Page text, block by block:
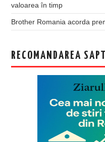
valoarea în timp
Brother Romania acorda
RECOMANDAREA